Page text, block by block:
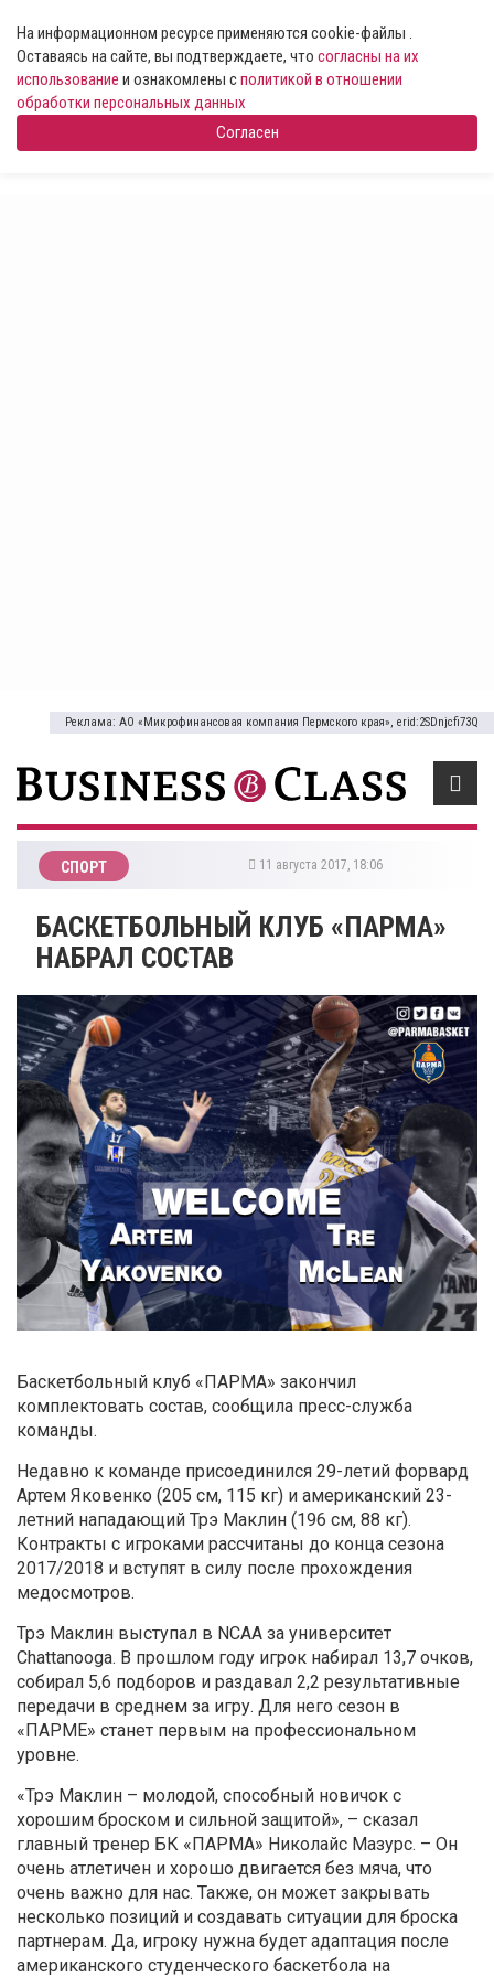
На информационном ресурсе применяются cookie-файлы .
Оставаясь на сайте, вы подтверждаете, что согласны на их
использование и ознакомлены сполитикой в отношении
обработки персональных данных
Согласен
Реклама: АО «Микрофинансовая компания Пермского края», erid:2SDnjcfi73Q
СПОРТ 11 августа 2017, 18:06
БАСКЕТБОЛЬНЫЙ КЛУБ «ПАРМА»
НАБРАЛ СОСТАВ
Баскетбольный клуб «ПАРМА» закончил
комплектовать состав, сообщила пресс-служба
команды.
Недавно к команде присоединился 29-летий форвард
Артем Яковенко (205 см, 115 кг) и американский 23-
летний нападающий Трэ Маклин (196 см, 88 кг).
Контракты с игроками рассчитаны до конца сезона
2017/2018 и вступят в силу после прохождения
медосмотров.
Трэ Маклин выступал в NCAA за университет
Chattanooga. В прошлом году игрок набирал 13,7 очков,
собирал 5,6 подборов и раздавал 2,2 результативные
передачи в среднем за игру. Для него сезон в
«ПАРМЕ» станет первым на профессиональном
уровне.
«Трэ Маклин – молодой, способный новичок с
хорошим броском и сильной защитой», – сказал
главный тренер БК «ПАРМА» Николайс Мазурс. – Он
очень атлетичен и хорошо двигается без мяча, что
очень важно для нас. Также, он может закрывать
несколько позиций и создавать ситуации для броска
партнерам. Да, игроку нужна будет адаптация после
американского студенческого баскетбола на